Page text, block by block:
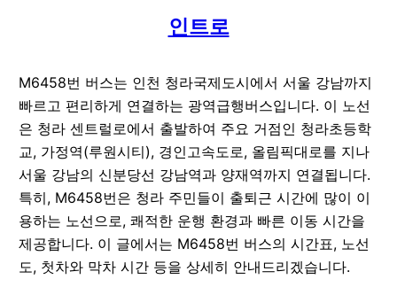
인트로
M6458번 버스는 인천 청라국제도시에서 서울 강남까지
빠르고 편리하게 연결하는 광역급행버스입니다. 이 노선
은 청라 센트럴로에서 출발하여 주요 거점인 청라초등학
교, 가정역(루원시티), 경인고속도로, 올림픽대로를 지나
서울 강남의 신분당선 강남역과 양재역까지 연결됩니다.
특히, M6458번은 청라 주민들이 출퇴근 시간에 많이 이
용하는 노선으로, 쾌적한 운행 환경과 빠른 이동 시간을
제공합니다. 이 글에서는 M6458번 버스의 시간표, 노선
도, 첫차와 막차 시간 등을 상세히 안내드리겠습니다.